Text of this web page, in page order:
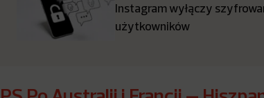
Instagram wyłączy
użytkowników